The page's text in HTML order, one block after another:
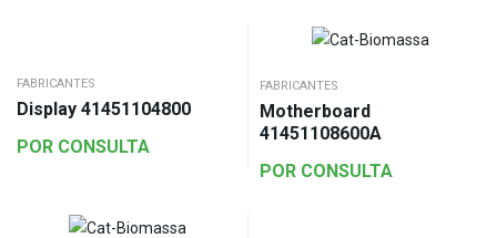
FABRICANTES
Display 41451104800
POR CONSULTA
FABRICANTES
Motherboard
41451108600A
POR CONSULTA